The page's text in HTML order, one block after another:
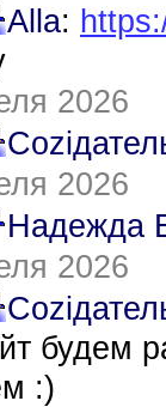
Alla:
2026
2026
Надежда
2026
будем
:)